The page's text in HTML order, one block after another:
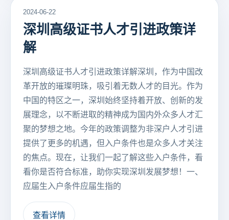
2024-06-22
深圳高级证书人才引进政策详
解
深圳高级证书人才引进政策详解深圳，作为中国改
革开放的璀璨明珠，吸引着无数人才的目光。作为
中国的特区之一，深圳始终坚持着开放、创新的发
展理念，以不断进取的精神成为国内外众多人才汇
聚的梦想之地。今年的政策调整为非深户人才引进
提供了更多的机遇，但入户条件也是众多人才关注
的焦点。现在，让我们一起了解这些入户条件，看
看你是否符合标准，助你实现深圳发展梦想！一、
应届生入户条件应届生指的
查看详情